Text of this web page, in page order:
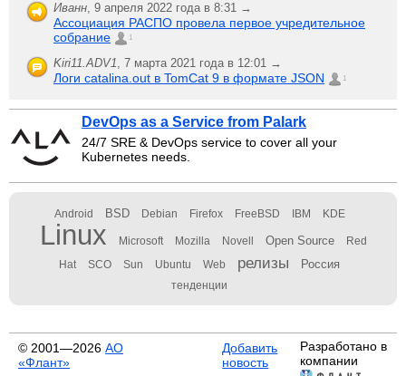
Иванн, 9 апреля 2022 года в 8:31 →
Ассоциация РАСПО провела первое учредительное
собрание
1
Kiri11.ADV1, 7 марта 2021 года в 12:01 →
Логи catalina.out в TomCat 9 в формате JSON 1
DevOps as a Service from Palark
24/7 SRE & DevOps service to cover all your
Kubernetes needs.
Android BSD Debian Firefox FreeBSD IBM KDE
Linux Microsoft Mozilla Novell Open Source Red
Hat SCO Sun Ubuntu Web релизы Россия
тенденции
© 2001—2026 АО
«Флант»
Добавить
новость
Разработано в
компании